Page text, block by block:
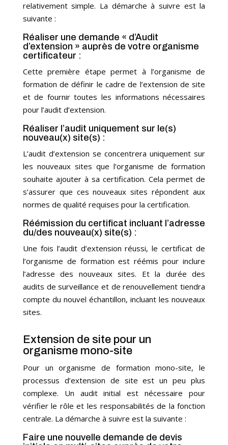
relativement simple. La démarche à suivre est la
suivante :
Réaliser une demande « d’Audit
d’extension » auprès de votre organisme
certificateur :
Cette première étape permet à l’organisme de
formation de définir le cadre de l’extension de site
et de fournir toutes les informations nécessaires
pour l’audit d’extension.
Réaliser l’audit uniquement sur le(s)
nouveau(x) site(s) :
L’audit d’extension se concentrera uniquement sur
les nouveaux sites que l’organisme de formation
souhaite ajouter à sa certification. Cela permet de
s’assurer que ces nouveaux sites répondent aux
normes de qualité requises pour la certification.
Réémission du certificat incluant l’adresse
du/des nouveau(x) site(s) :
Une fois l’audit d’extension réussi, le certificat de
l’organisme de formation est réémis pour inclure
l’adresse des nouveaux sites. Et la durée des
audits de surveillance et de renouvellement tiendra
compte du nouvel échantillon, incluant les nouveaux
sites.
Extension de site pour un
organisme mono-site
Pour un organisme de formation mono-site, le
processus d’extension de site est un peu plus
complexe. Un audit initial est nécessaire pour
vérifier le rôle et les responsabilités de la fonction
centrale. La démarche à suivre est la suivante :
Faire une nouvelle demande de devis